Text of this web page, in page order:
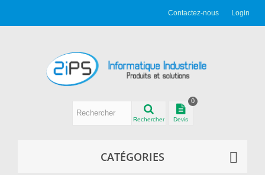
Login
Contactez-nous
Rechercher Devis
0
CATÉGORIES